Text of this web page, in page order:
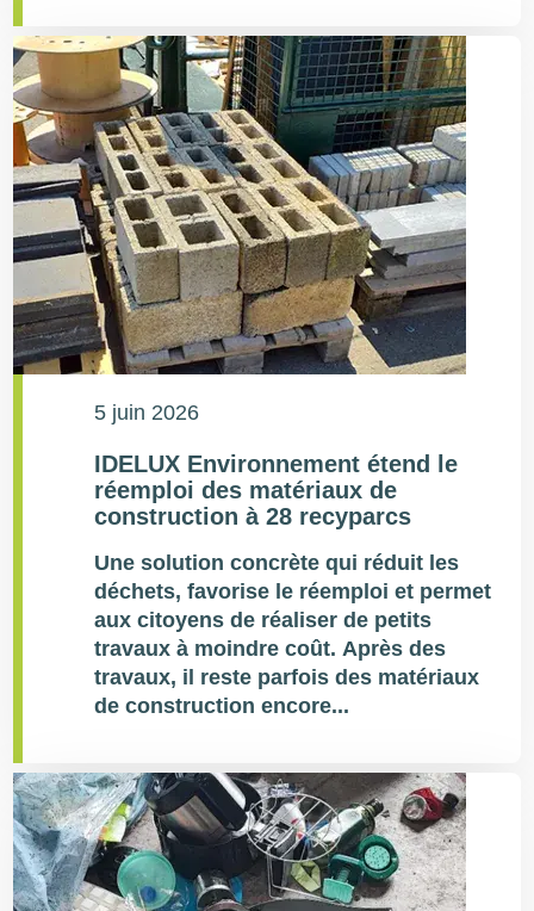
5 juin 2026
IDELUX Environnement étend le
réemploi des matériaux de
construction à 28 recyparcs
Une solution concrète qui réduit les
déchets, favorise le réemploi et permet
aux citoyens de réaliser de petits
travaux à moindre coût.Après des
travaux, il reste parfois des matériaux
de construction encore...